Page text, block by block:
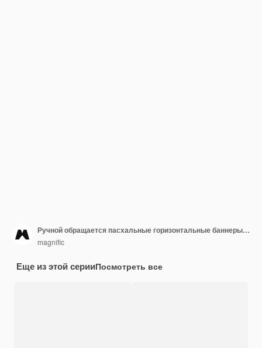
Ручной обращается пасхальные горизонтальные баннеры набор
magnific
Еще из этой серииПосмотреть все